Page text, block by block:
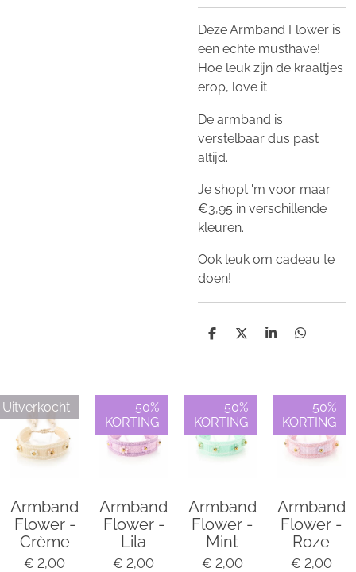
Deze Armband Flower is
een echte musthave!
Hoe leuk zijn de kraaltjes
erop, love it
De armband is
verstelbaar dus past
altijd.
Je shopt 'm voor maar
€3,95 in verschillende
kleuren.
Ook leuk om cadeau te
doen!
D
n
D
S
e
D
n
Uitverkocht
Armband
Flower -
Crème
€ 2,00
50%
KORTING
Armband
Flower -
Lila
€ 2,00
50%
KORTING
Armband
Flower -
Mint
€ 2,00
50%
KORTING
Armband
Flower -
Roze
€ 2,00